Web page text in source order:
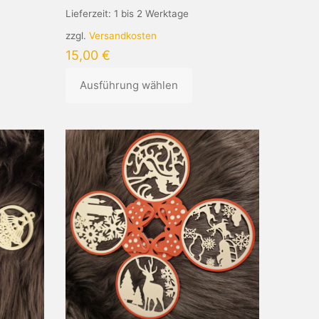
Lieferzeit: 1 bis 2 Werktage
zzgl. Versandkosten
15,00 €
Ausführung wählen
Produkt
weist
mehrere
Varianten
auf.
Die
Optionen
können
auf
der
Produktseite
gewählt
werden